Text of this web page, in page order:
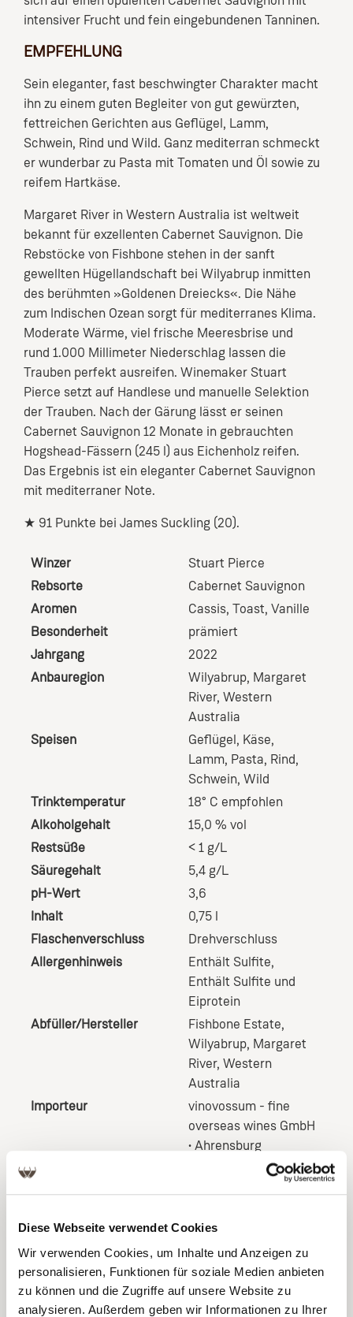
Diese Webseite verwendet Cookies
Wir verwenden Cookies, um Inhalte und Anzeigen zu
personalisieren, Funktionen für soziale Medien anbieten
zu können und die Zugriffe auf unsere Website zu
analysieren. Außerdem geben wir Informationen zu Ihrer
intensiver Frucht und fein eingebundenen Tanninen.
EMPFEHLUNG
Sein eleganter, fast beschwingter Charakter macht
ihn zu einem guten Begleiter von gut gewürzten,
fettreichen Gerichten aus Geflügel, Lamm,
Schwein, Rind und Wild. Ganz mediterran schmeckt
er wunderbar zu Pasta mit Tomaten und Öl sowie zu
reifem Hartkäse.
Margaret River in Western Australia ist weltweit
bekannt für exzellenten Cabernet Sauvignon. Die
Rebstöcke von Fishbone stehen in der sanft
gewellten Hügellandschaft bei Wilyabrup inmitten
des berühmten »Goldenen Dreiecks«. Die Nähe
zum Indischen Ozean sorgt für mediterranes Klima.
Moderate Wärme, viel frische Meeresbrise und
rund 1.000 Millimeter Niederschlag lassen die
Trauben perfekt ausreifen. Winemaker Stuart
Pierce setzt auf Handlese und manuelle Selektion
der Trauben. Nach der Gärung lässt er seinen
Cabernet Sauvignon 12 Monate in gebrauchten
Hogshead-Fässern (245 l) aus Eichenholz reifen.
Das Ergebnis ist ein eleganter Cabernet Sauvignon
mit mediterraner Note.
★ 91 Punkte bei James Suckling (20).
Winzer
Stuart Pierce
Rebsorte
Cabernet Sauvignon
Aromen
Cassis, Toast, Vanille
Besonderheit
prämiert
Jahrgang
2022
Anbauregion
Wilyabrup, Margaret
River, Western
Australia
Speisen
Geflügel , Käse,
Lamm, Pasta, Rind,
Schwein, Wild
Trinktemperatur
18° C empfohlen
Alkoholgehalt
15,0 % vol
Restsüße
< 1 g/L
Säuregehalt
5,4 g/L
pH-Wert
3,6
Inhalt
0,75 l
Flaschenverschluss
Drehverschluss
Allergenhinweis
Enthält Sulfite,
Enthält Sulfite und
Eiprotein
Abfüller/Hersteller
Fishbone Estate,
Wilyabrup, Margaret
River, Western
Australia
Importeur
vinovossum - fine
overseas wines GmbH
• Ahrensburg
Hogshead-Fässern